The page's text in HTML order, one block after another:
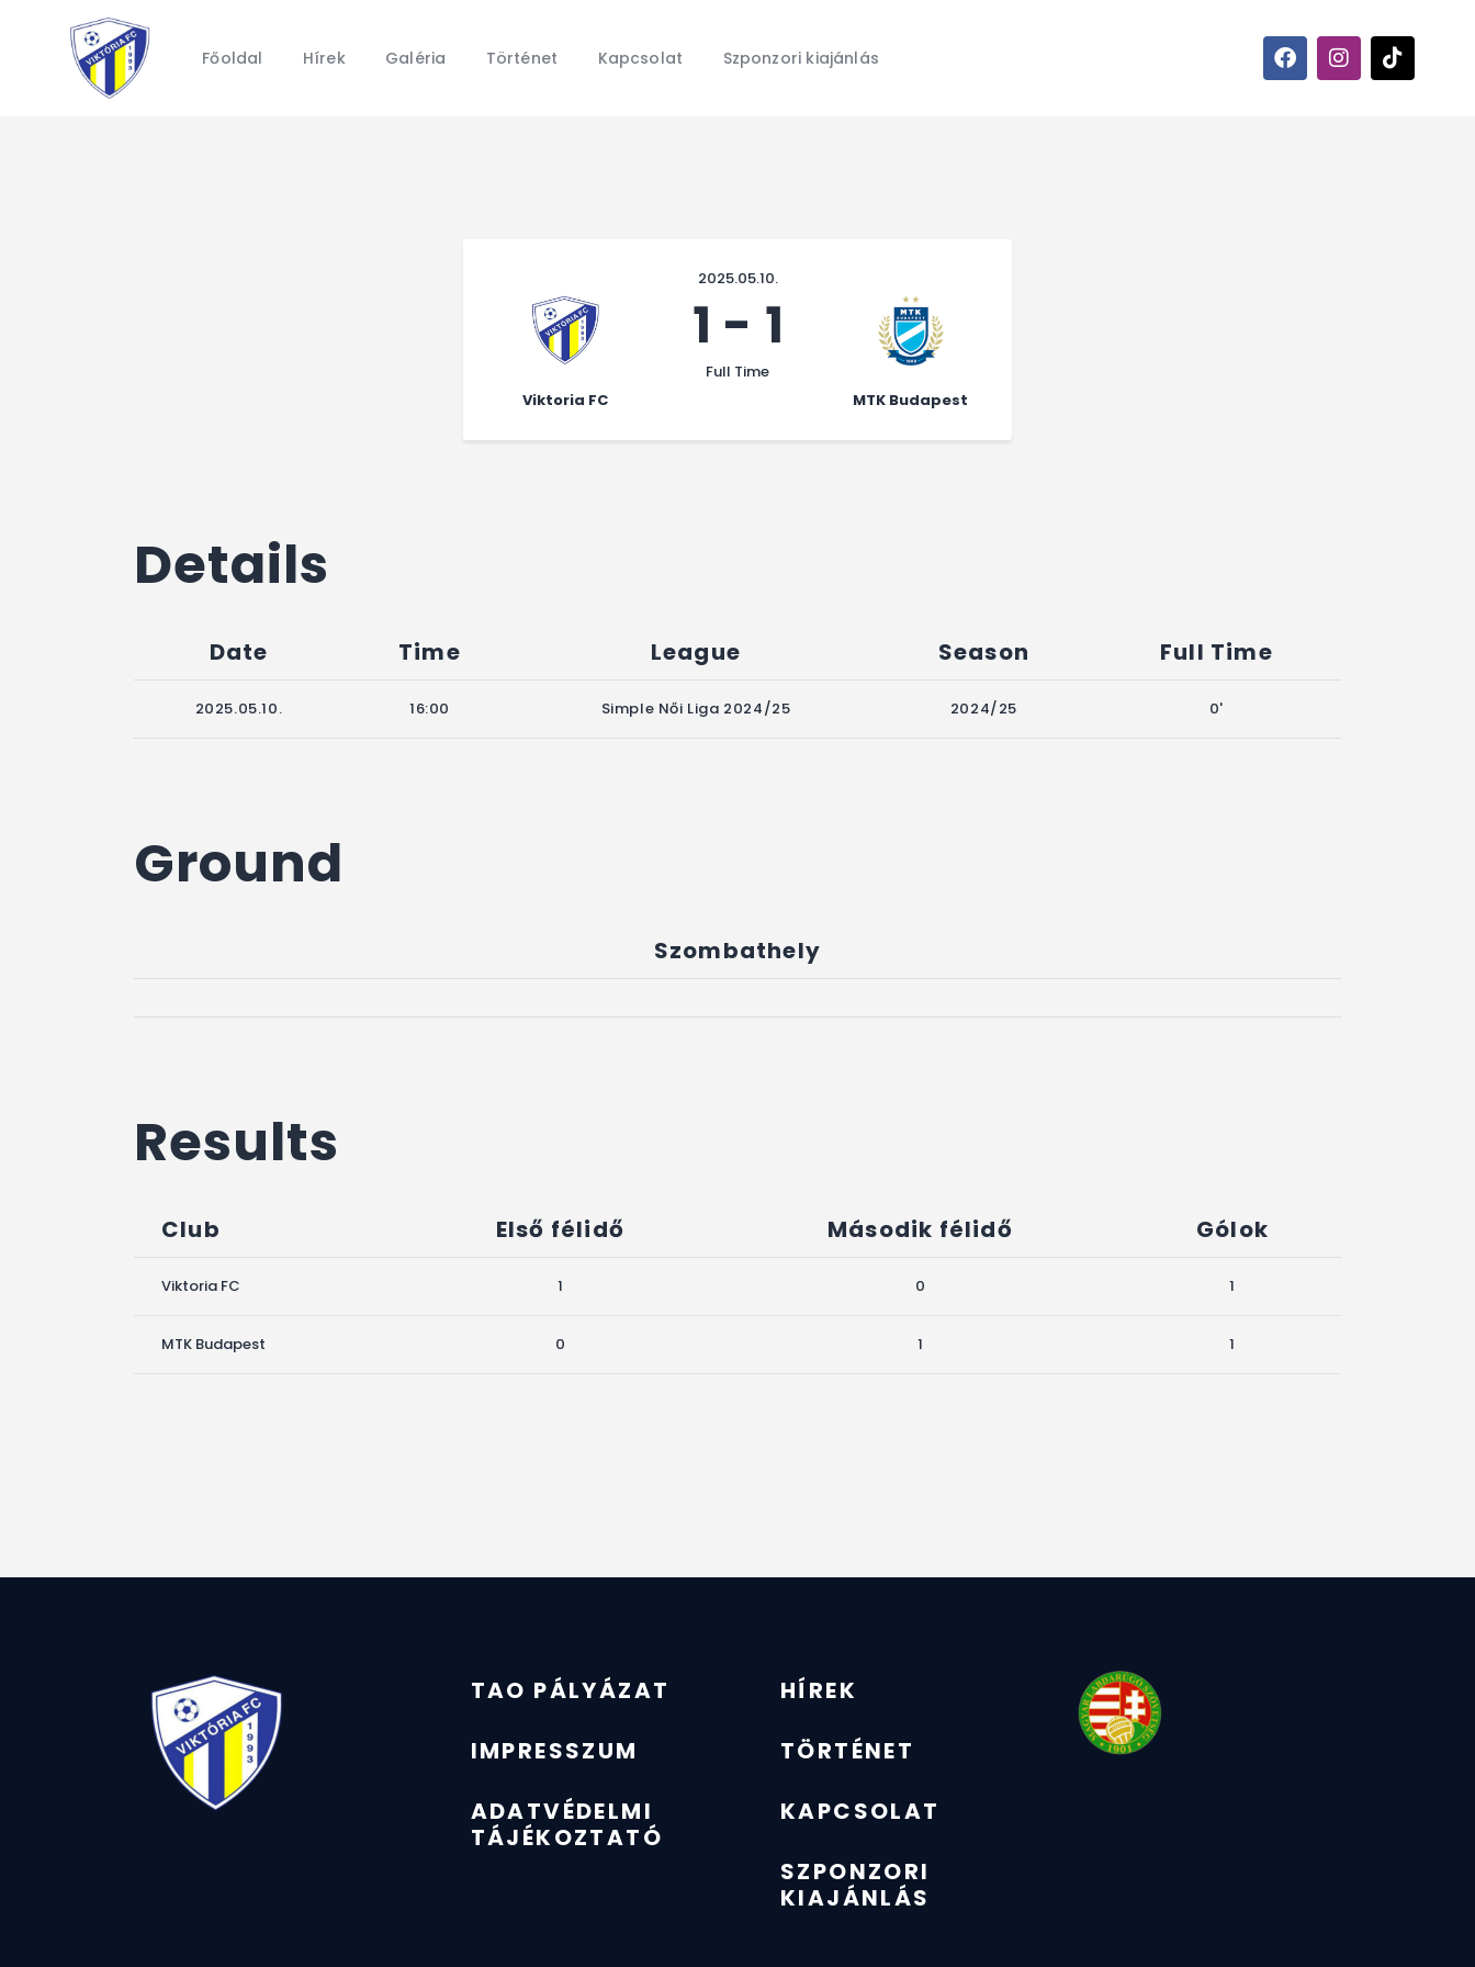
Főoldal Hírek Galéria Történet Kapcsolat Szponzori kiajánlás
Hírek
Viktoria FC MTK Budapest
2025.05.10.
1 - 1
Full Time
Details
Date Time League Season Full Time
2025.05.10. 16:00 Simple Női Liga 2024/25 2024/25 0'
Ground
Szombathely
Results
Club Első félidő Második félidő Gólok
Viktoria FC 1 0 1
MTK Budapest 0 1 1
TAO PÁLYÁZAT
IMPRESSZUM
ADATVÉDELMI
TÁJÉKOZTATÓ
HÍREK
TÖRTÉNET
KAPCSOLAT
SZPONZORI
KIAJÁNLÁS